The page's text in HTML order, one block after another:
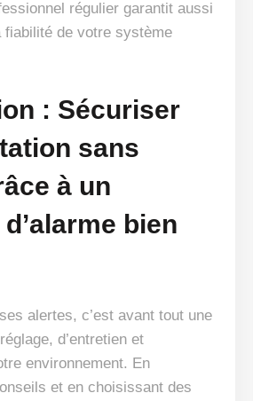
régulier garantit aussi
fiabilité de votre système
: Sécuriser
sans
à un
bien
alertes, c’est avant tout une
d’entretien et
environnement. En
et en choisissant des